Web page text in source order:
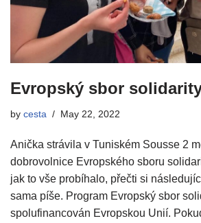
Evropský sbor
by cesta May 22, 2022
Anička strávila v Tuniském Sousse 2
dobrovolnice Evropského sboru
jak to vše probíhalo, přečti si
sama píše. Program Evropský sbor
spolufinancován Evropskou Unií.